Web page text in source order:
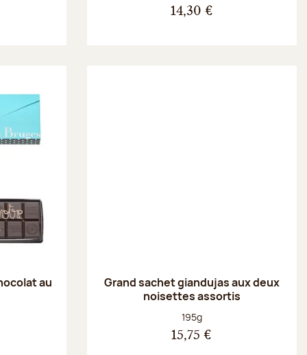
14,30 €
au
Grand sachet giandujas aux deux
noisettes assortis
Poids net :
195g
15,75 €